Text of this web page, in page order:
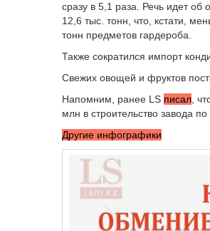
сразу в 5,1 раза. Речь идет об
12,6 тыс. тонн, что, кстати,
тонн предметов гардероба.
Также сократился импорт
Свежих овощей и фруктов
Напомним, ранее LS писал ,
млн в строительство завода
Другие инфографики